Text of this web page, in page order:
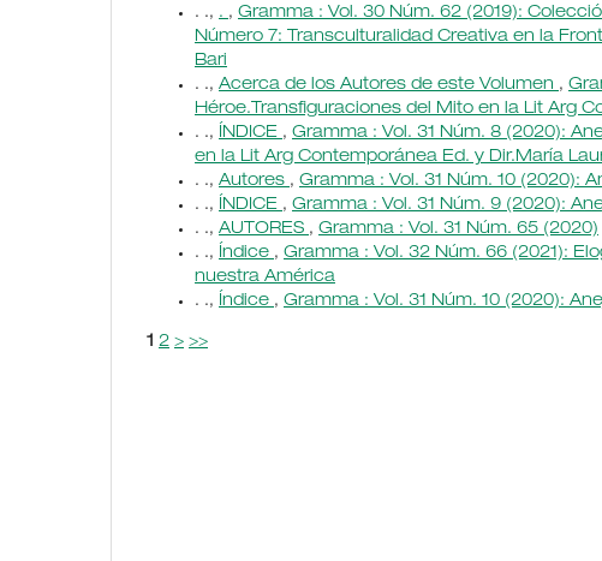
. ., . , Gramma : Vol. 30 Núm. 62 (2019):
Número 7: Transculturalidad Creativa en la
Bari
. ., Acerca de los Autores de este Volumen ,
Héroe.Transfiguraciones del Mito en la Lit Arg
. ., ÍNDICE , Gramma : Vol. 31 Núm. 8 (2020):
en la Lit Arg Contemporánea Ed. y Dir.María
. ., Autores , Gramma : Vol. 31 Núm. 10 (2020):
. ., ÍNDICE , Gramma : Vol. 31 Núm. 9 (2020):
. ., AUTORES , Gramma : Vol. 31 Núm. 65 (2020)
. ., Índice , Gramma : Vol. 32 Núm. 66 (2021):
nuestra América
. ., Índice , Gramma : Vol. 31 Núm. 10 (2020):
1 2 > >>